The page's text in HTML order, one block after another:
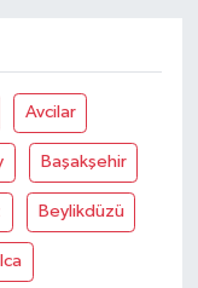
Avcilar
Başakşehir
Beylikdüzü